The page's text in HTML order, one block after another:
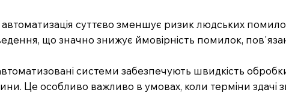
суттєво зменшує ризик людських
що значно знижує ймовірність помилок,
системи забезпечують швидкість
Це особливо важливо в умовах, коли терміни здачі